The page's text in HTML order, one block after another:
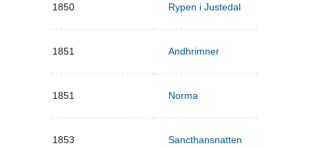
1850 Rypen i Justedal
1851 Andhrimner
1851 Norma
1853 Sancthansnatten